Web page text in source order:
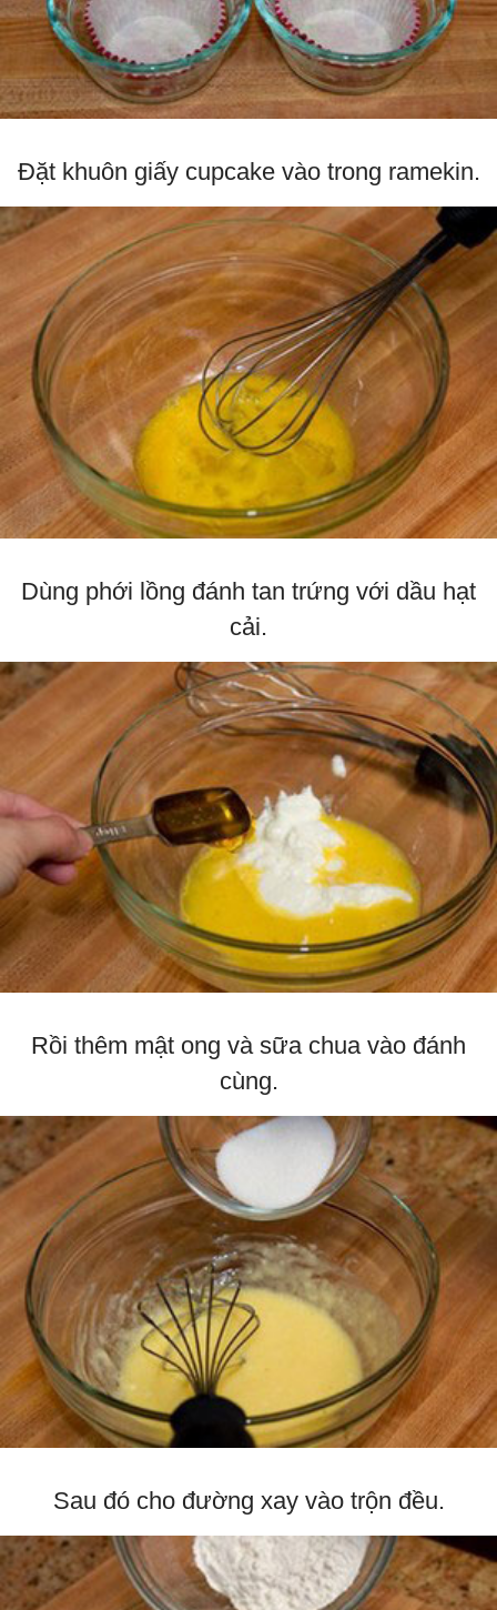
Đặt khuôn giấy cupcake vào trong ramekin.
Dùng phới lồng đánh tan trứng với dầu hạt
cải.
Rồi thêm mật ong và sữa chua vào đánh
cùng.
Sau đó cho đường xay vào trộn đều.